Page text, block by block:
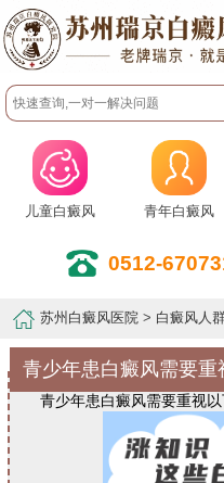
儿童白癜风 青年白癜风
0512-
苏州白癜风医院 > 白癜风人
青少年患白癜风需要重
青少年患白癜风需要重视以